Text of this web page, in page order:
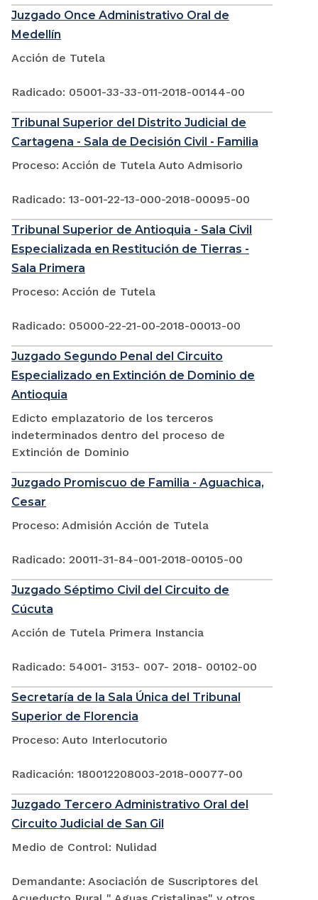
Juzgado Once Administrativo Oral de
Medellín
Acción de Tutela
Radicado: 05001-33-33-011-2018-00144-00
Tribunal Superior del Distrito Judicial de
Cartagena - Sala de Decisión Civil - Familia
Proceso: Acción de Tutela Auto Admisorio
Radicado: 13-001-22-13-000-2018-00095-00
Tribunal Superior de Antioquia - Sala Civil
Especializada en Restitución de Tierras -
Sala Primera
Proceso: Acción de Tutela
Radicado: 05000-22-21-00-2018-00013-00
Juzgado Segundo Penal del Circuito
Especializado en Extinción de Dominio de
Antioquia
Edicto emplazatorio de los terceros
indeterminados dentro del proceso de
Extinción de Dominio
Juzgado Promiscuo de Familia - Aguachica,
Cesar
Proceso: Admisión Acción de Tutela
Radicado: 20011-31-84-001-2018-00105-00
Juzgado Séptimo Civil del Circuito de
Cúcuta
Acción de Tutela Primera Instancia
Radicado: 54001- 3153- 007- 2018- 00102-00
Secretaría de la Sala Única del Tribunal
Superior de Florencia
Proceso: Auto Interlocutorio
Radicación: 180012208003-2018-00077-00
Juzgado Tercero Administrativo Oral del
Circuito Judicial de San Gil
Medio de Control: Nulidad
Demandante: Asociación de Suscriptores del